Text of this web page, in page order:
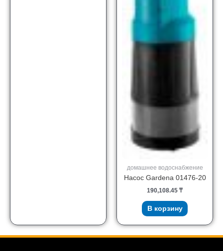
домашнее водоснабжение
Насос Gardena 01476-20
190,108.45 ₸
В корзину